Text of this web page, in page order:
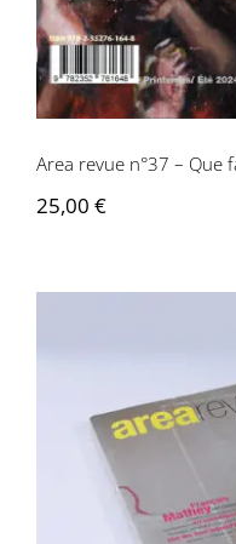
Area revue n°37 – Que
25,00 €
Area